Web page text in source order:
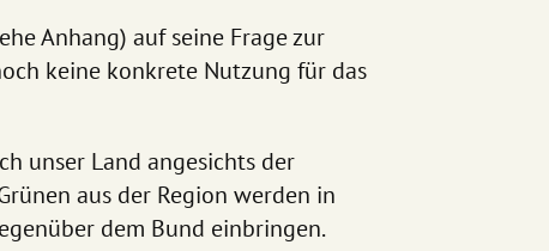
Anhang) auf seine Frage zur
keine konkrete Nutzung für das
unser Land angesichts der
aus der Region werden in
dem Bund einbringen.